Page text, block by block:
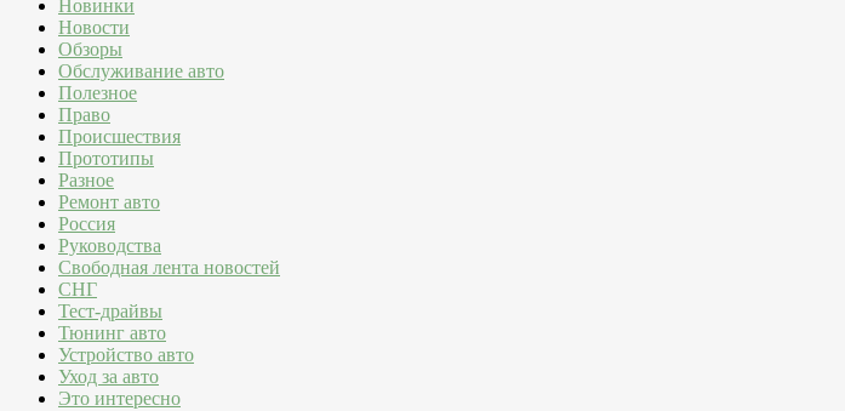
Новинки
Новости
Обзоры
Обслуживание авто
Полезное
Право
Происшествия
Прототипы
Разное
Ремонт авто
Россия
Руководства
Свободная лента новостей
СНГ
Тест-драйвы
Тюнинг авто
Устройство авто
Уход за авто
Это интересно